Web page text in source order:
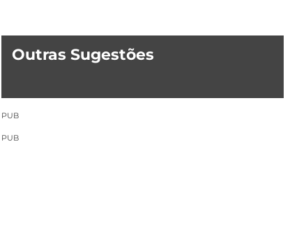
Outras Sugestões
PUB
PUB